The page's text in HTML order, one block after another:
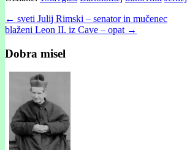
Post
navigation
← sveti Julij Rimski – senator in mučenec
blaženi Leon II. iz Cave – opat →
Dobra misel